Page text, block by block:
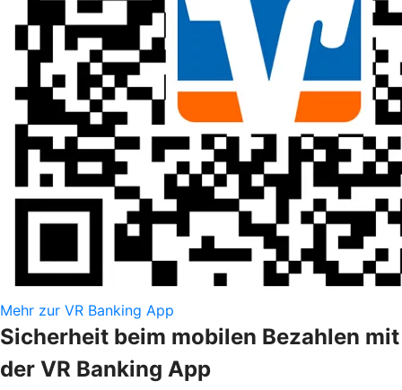
Mehr zur VR Banking App
Sicherheit beim mobilen Bezahlen mit
der VR Banking App